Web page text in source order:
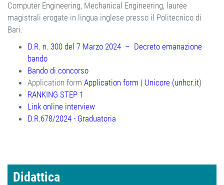
Computer Engineering, Mechanical Engineering, lauree
magistrali erogate in lingua inglese presso il Politecnico di
Bari.
D.R. n. 300 del 7 Marzo 2024 – Decreto emanazione
bando
Bando di concorso
Application form Application form | Unicore (unhcr.it)
RANKING STEP 1
Link online interview
D.R.678/2024 - Graduatoria
Didattica